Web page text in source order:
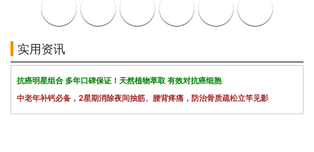
实用资讯
抗癌明星组合 多年口碑保证！天然植物萃取 有效对抗癌细胞
中老年补钙必备，2星期消除夜间抽筋、腰背疼痛，防治骨质疏松立竿见影